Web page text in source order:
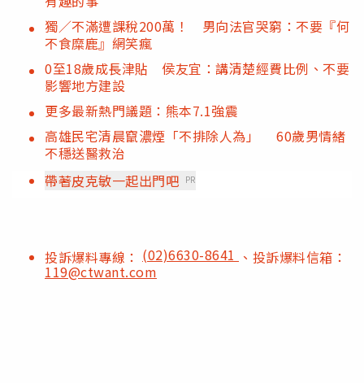
獨／不滿遭課稅200萬！ 男向法官哭窮：不要『何
不食糜鹿』網笑瘋
0至18歲成長津貼 侯友宜：講清楚經費比例、不要
影響地方建設
更多最新熱門議題：熊本7.1強震
高雄民宅清晨竄濃煙「不排除人為」 60歲男情緒
不穩送醫救治
帶著皮克敏一起出門吧 PR
投訴爆料專線： (02)6630-8641 、投訴爆料信箱：
119@ctwant.com